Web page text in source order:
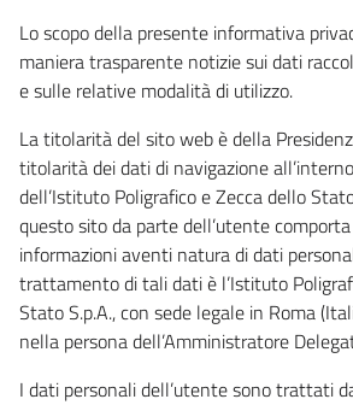
Lo scopo della presente informativa
maniera trasparente notizie sui dati
e sulle relative modalità di utilizzo.
La titolarità del sito web è della
titolarità dei dati di navigazione
dell’Istituto Poligrafico e Zecca dello
questo sito da parte dell’utente
informazioni aventi natura di dati
trattamento di tali dati è l’Istituto
Stato S.p.A., con sede legale in Roma
nella persona dell’Amministratore
I dati personali dell’utente sono trattati